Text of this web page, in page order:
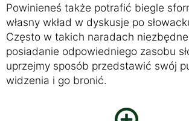
Powinieneś także potrafić biegle
własny wkład w dyskusje po
Często w takich naradach
posiadanie odpowiedniego zasobu
uprzejmy sposób przedstawić swój
widzenia i go bronić.